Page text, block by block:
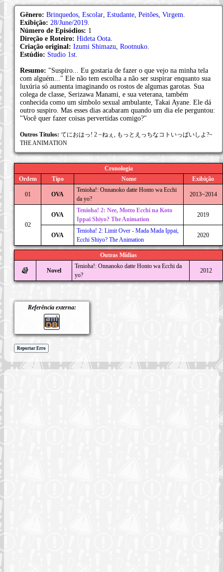
Gênero: Brinquedos Escolar Estudante Peitões Virgem
Exibição: 28/June/2019
Número de Episódios: 1
Direção e Roteiro: Hideta Oota
Criação original: Izumi Shimazu Rootnuko
Estúdio: Studio 1st
Resumo: "Suspiro... Eu gostaria de fazer o que vejo na minha tela
com alguém..." Ele não tem escolha a não ser suspirar enquanto sua
luxúria só aumenta imaginando os rostos de algumas garotas. Sua
colega de classe, Serizawa Manami, e sua veterana, também
conhecida como um símbolo sexual ambulante, Takai Ayane. Ele dá
outro suspiro. Mas esses dias acabaram quando um dia ele perguntou:
"Você quer fazer coisas pervertidas comigo?"
Outros Títulos: てにおはっ! 2 ~ねぇ, もっとえっちなコトいっぱいしよ?~
THE ANIMATION
Cronologia
Ordem
Tipo Nome Exibição
01 OVA
Tenioha!: Onnanoko datte Honto wa Ecchi
da yo?
2013~2014
02
OVA
Tenioha! 2: Nee, Motto Ecchi na Koto
Ippai Shiyo? The Animation
2019
OVA
Tenioha! 2: Limit Over - Mada Mada Ippai,
Ecchi Shiyo? The Animation
2020
Outras Mídias
Novel
Tenioha!: Onnanoko datte Honto wa Ecchi da
yo?
2012
Referência externa:
Reportar Erro